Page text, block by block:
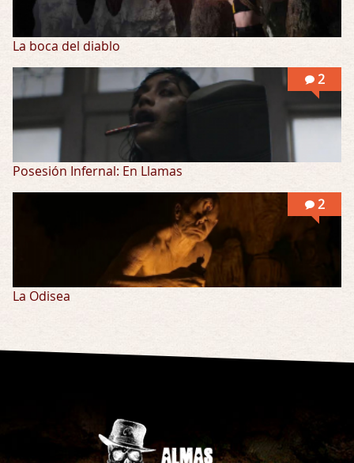
La boca del diablo
2
Posesión Infernal: En Llamas
2
La Odisea